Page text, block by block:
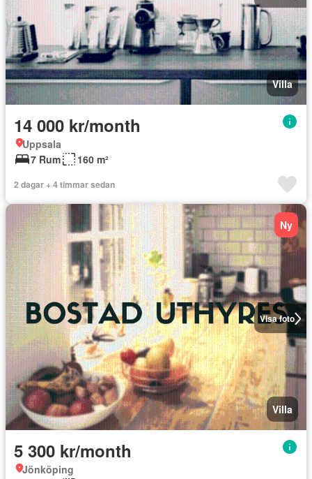
Villa
14 000 kr/month
Uppsala
7 Rum
160 m²
2 dagar + 4 timmar sedan
Visa foto
Ny
Villa
5 300 kr/month
Jönköping